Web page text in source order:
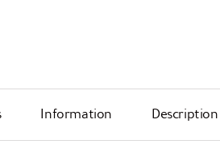
Description
Information